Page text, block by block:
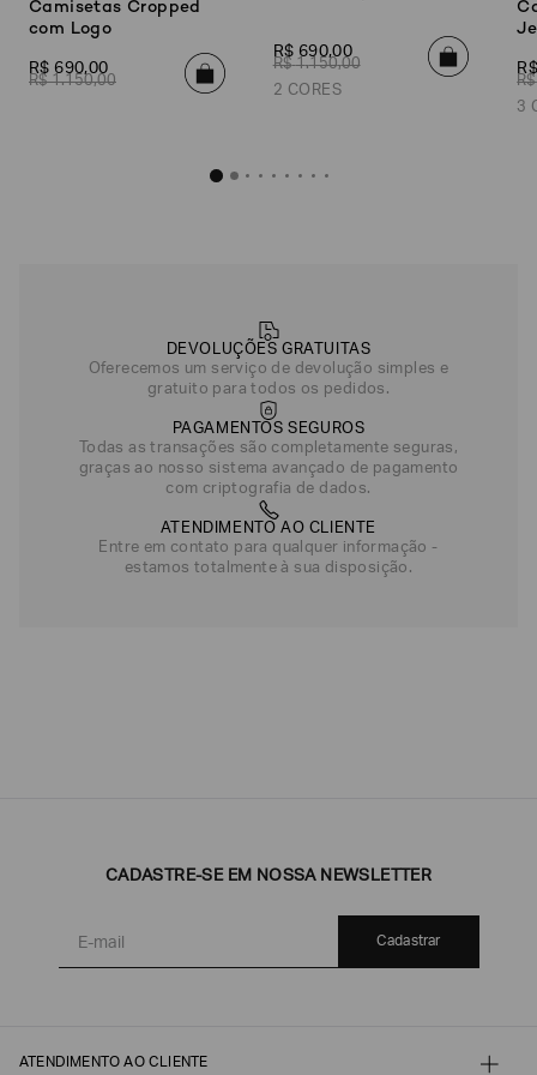
Camisetas Cropped
com Logo
R$ 690,00
R$ 1.150,00
R$ 690,00
R$ 1.150,00
2 CORES
R$
3
DEVOLUÇÕES GRATUITAS
Oferecemos um serviço de devolução simples e
gratuito para todos os pedidos.
PAGAMENTOS SEGUROS
Todas as transações são completamente seguras,
graças ao nosso sistema avançado de pagamento
com criptografia de dados.
ATENDIMENTO AO CLIENTE
Entre em contato para qualquer informação -
estamos totalmente à sua disposição.
CADASTRE-SE EM NOSSA NEWSLETTER
Cadastrar
ATENDIMENTO AO CLIENTE